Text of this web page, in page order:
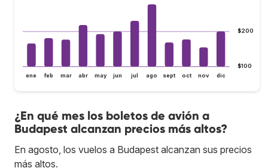
$100
$200
ene feb mar abr may jun jul ago sept oct nov dic
¿En qué mes los boletos de avión a
Budapest alcanzan precios más altos?
En agosto, los vuelos a Budapest alcanzan sus precios
más altos.